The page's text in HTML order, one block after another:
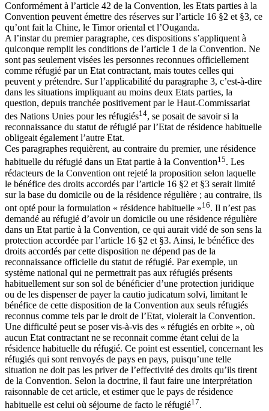
Conformément à l’article 42 de la Convention, les Etats parties à la
Convention peuvent émettre des réserves sur l’article 16 §2 et §3, ce
qu’ont fait la Chine, le Timor oriental et l’Ouganda.
A l’instar du premier paragraphe, ces dispositions s’appliquent à
quiconque remplit les conditions de l’article 1 de la Convention. Ne
sont pas seulement visées les personnes reconnues officiellement
comme réfugié par un Etat contractant, mais toutes celles qui
peuvent y prétendre. Sur l’applicabilité du paragraphe 3, c’est-à-dire
dans les situations impliquant au moins deux Etats parties, la
question, depuis tranchée positivement par le Haut-Commissariat
des Nations Unies pour les réfugiés14, se posait de savoir si la
reconnaissance du statut de réfugié par l’Etat de résidence habituelle
obligeait également l’autre Etat.
Ces paragraphes requièrent, au contraire du premier, une résidence
habituelle du réfugié dans un Etat partie à la Convention15. Les
rédacteurs de la Convention ont rejeté la proposition selon laquelle
le bénéfice des droits accordés par l’article 16 §2 et §3 serait limité
sur la base du domicile ou de la résidence régulière ; au contraire, ils
ont opté pour la formulation « résidence habituelle »16. Il n’est pas
demandé au réfugié d’avoir un domicile ou une résidence régulière
dans un Etat partie à la Convention, ce qui aurait vidé de son sens la
protection accordée par l’article 16 §2 et §3. Ainsi, le bénéfice des
droits accordés par cette disposition ne dépend pas de la
reconnaissance officielle du statut de réfugié. Par exemple, un
système national qui ne permettrait pas aux réfugiés présents
habituellement sur son sol de bénéficier d’une protection juridique
ou de les dispenser de payer la cautio judicatum solvi, limitant le
bénéfice de cette disposition de la Convention aux seuls réfugiés
reconnus comme tels par le droit de l’Etat, violerait la Convention.
Une difficulté peut se poser vis-à-vis des « réfugiés en orbite », où
aucun Etat contractant ne se reconnait comme étant celui de la
résidence habituelle du réfugié. Ce point est essentiel, concernant les
réfugiés qui sont renvoyés de pays en pays, puisqu’une telle
situation ne doit pas les priver de l’effectivité des droits qu’ils tirent
de la Convention. Selon la doctrine, il faut faire une interprétation
raisonnable de cet article, et estimer que le pays de résidence
habituelle est celui où séjourne de facto le réfugié17.